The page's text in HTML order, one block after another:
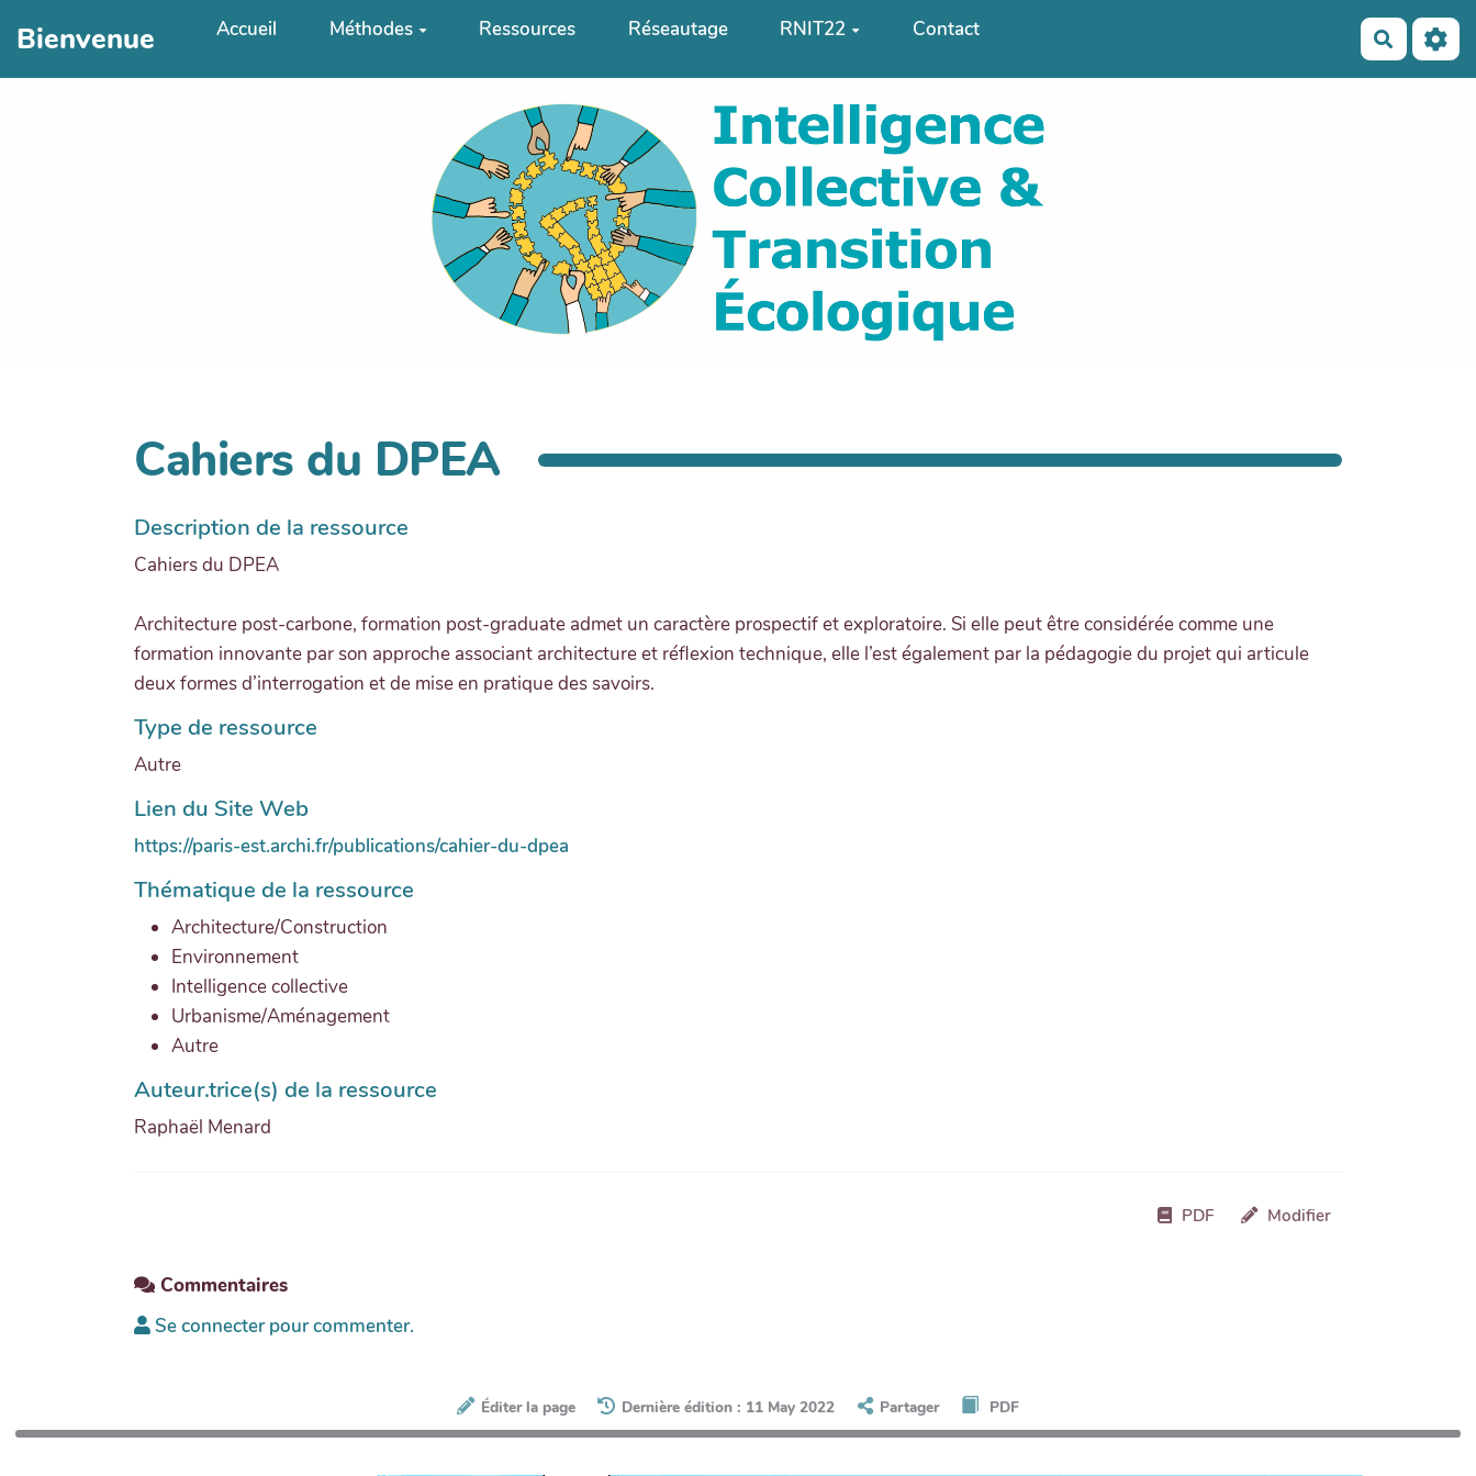
Aller au contenu principal
Bienvenue Accueil Méthodes Ressources Réseautage RNIT22 Contact
Cahiers du DPEA
Description de la ressource
Cahiers du DPEA
Architecture post-carbone, formation post-graduate admet un caractère prospectif et exploratoire. Si elle peut être considérée comme une
formation innovante par son approche associant architecture et réflexion technique, elle l’est également par la pédagogie du projet qui articule
deux formes d’interrogation et de mise en pratique des savoirs.
Type de ressource
Autre
Lien du Site Web
https://paris-est.archi.fr/publications/cahier-du-dpea
Thématique de la ressource
Architecture/Construction
Environnement
Intelligence collective
Urbanisme/Aménagement
Autre
Auteur.trice(s) de la ressource
Raphaël Menard
PDF Modifier
Commentaires
Se connecter pour commenter.
Éditer la page Dernière édition : 11 May 2022 Partager PDF